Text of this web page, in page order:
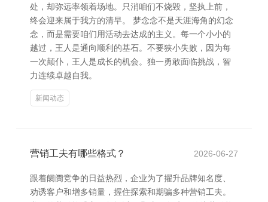
处，却弥远率领着场地。只消咱们不烧毁，坚执上前，
终会迎来属于我方的清早。 梦念念不是天涯海角的幻念
念，而是需要咱们用活动去达成的主义。每一个小小的
越过，王人是通向顺利的基石。不要狭小失败，因为每
一次颠仆，王人是成长的机会。独一勇敢面临挑战，智
力连续卓越自我。
新闻动态
营销工夫有哪些格式？ 2026-06-27
跟着阛阓竞争的日益热烈，企业为了擢升品牌知名度、
劝诱客户和增多销量，握住探索和期骗多种营销工夫。